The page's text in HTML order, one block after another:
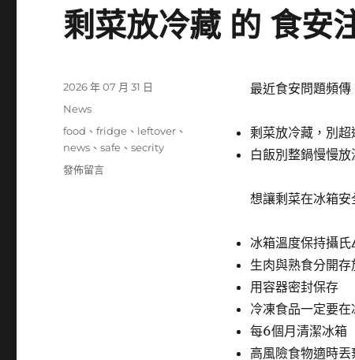
並
使
用
的
Cookie
片〉
剩菜放冷藏 的 食安
最近食安問題頻
剩菜放冷藏，別
白飯別整鍋慢慢
想讓剩菜在冰箱
冰箱溫度保持攝
生肉與熟食分開存
用容器密封保存
冷凍食品一定要在
每6個月清潔冰箱
高風險食物適時丟
發
期:
2026 年 07 月 31 日
分
類
News
標
籤
food 、fridge 、 leftover 、
news 、safe 、secrity
在
發佈留言